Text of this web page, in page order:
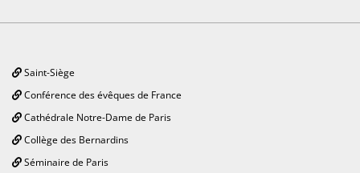
Saint-Siège
Conférence des évêques de France
Cathédrale Notre-Dame de Paris
Collège des Bernardins
Séminaire de Paris